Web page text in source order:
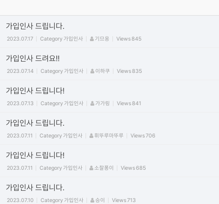
가입인사 드립니다.
2023.07.17 Category가입인사 기므옹 Views845
가입인사 드려요!!
2023.07.14 Category가입인사 이하쿠 Views835
가입인사 드립니다!
2023.07.13 Category가입인사 가가링 Views841
가입인사 드립니다.
2023.07.11 Category가입인사 휘뚜루마뚜루 Views706
가입인사 드립니다!
2023.07.11 Category가입인사 소찰퐁이 Views685
가입인사 드립니다.
2023.07.10 Category가입인사 승이 Views713